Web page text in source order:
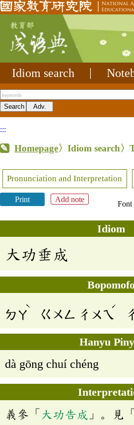
Idiom search
:::
Homepage〉Idiom search〉
Pronunciation and Interpretation
Print Add note
Font
Idiom
大功垂成
ㄉㄚ
ˋ
ㄍㄨㄥ ㄔㄨㄟ
ˊ
Hanyu
dà gōng chuí chéng
義參「 大功告成 」。見「